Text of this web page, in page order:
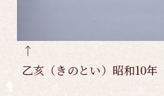
↑
乙亥（きのとい）昭和10